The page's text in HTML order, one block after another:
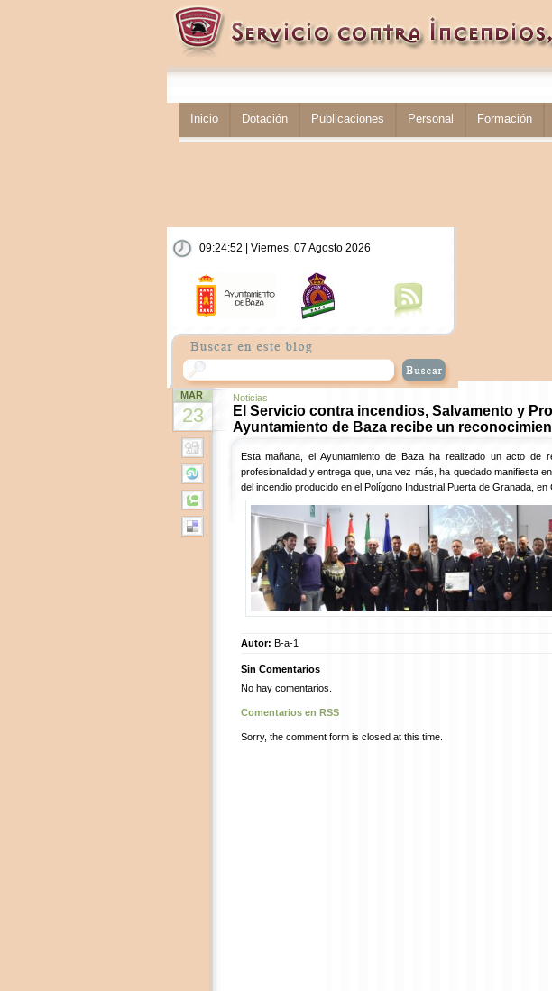
Inicio Dotación Publicaciones Personal Formación
09:24:52 | Viernes, 07 Agosto 2026
MAR
23
Noticias
El Servicio contra incendios, Salvamento y
Ayuntamiento de Baza recibe un
Esta mañana, el Ayuntamiento de Baza ha realizado un acto de
profesionalidad y entrega que, una vez más, ha quedado manifiesta
del incendio producido en el Polígono Industrial Puerta de Granada, en
Autor: B-a-1
Sin Comentarios
No hay comentarios.
Comentarios en RSS
Sorry, the comment form is closed at this time.